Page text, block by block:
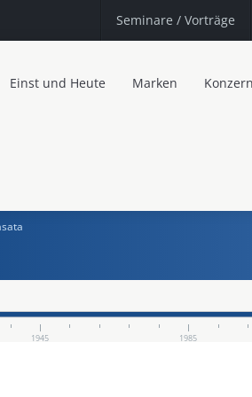
Seminare / Vorträge
Einst und Heute Marken
1945 1985